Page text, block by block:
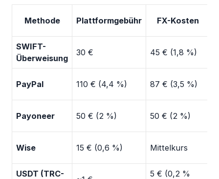
Methode Plattformgebühr FX-Kosten
SWIFT-
Überweisung
30 € 45 € (1,8 %)
PayPal 110 € (4,4 %) 87 € (3,5 %)
Payoneer 50 € (2 %) 50 € (2 %)
Wise 15 € (0,6 %) Mittelkurs
USDT (TRC-
5 € (0,2 %